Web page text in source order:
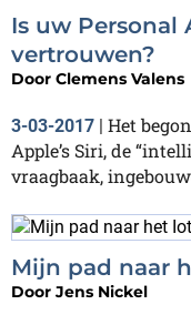
Is uw Personal
vertrouwen?
Door Clemens Valens
3-03-2017 | Het
Apple’s Siri, de
vraagbaak,
Mijn pad naar
Door Jens Nickel